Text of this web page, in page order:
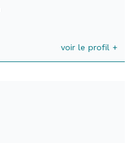
voir le profil +